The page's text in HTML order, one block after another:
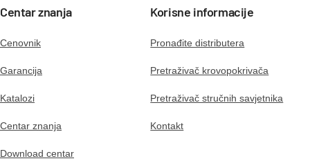
Centar znanja
Cenovnik
Garancija
Katalozi
Centar znanja
Download centar
Korisne informacije
Pronađite distributera
Pretraživač krovopokrivača
Pretraživač stručnih savjetnika
Kontakt